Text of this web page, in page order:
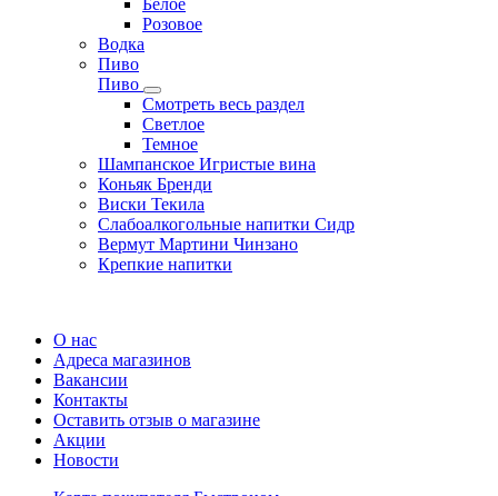
Белое
Розовое
Водка
Пиво
Пиво
Смотреть весь раздел
Cветлое
Темное
Шампанское Игристые вина
Коньяк Бренди
Виски Текила
Слабоалкогольные напитки Сидр
Вермут Мартини Чинзано
Крепкие напитки
О нас
Адреса магазинов
Вакансии
Контакты
Оставить отзыв о магазине
Акции
Новости